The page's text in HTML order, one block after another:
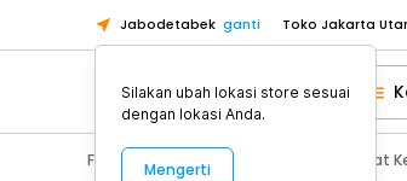
Jabodetabek ganti Toko Jakarta
Toko Tangerang
Toko Cikupa
Pick n Go
Pick n Go Bekasi
Fashion, Make Up & Beauty Care Alat
Silakan ubah lokasi store sesuai
dengan lokasi Anda.
Mengerti